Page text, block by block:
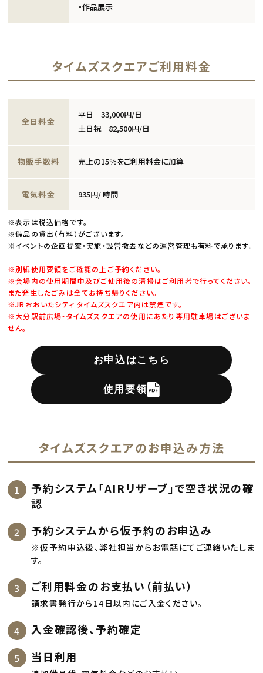
・作品展示
タイムズスクエアご利用料金
全日料金
平日 33,000円/日
土日祝 82,500円/日
物販手数料 売上の15％をご利用料金に加算
電気料金 935円/ 時間
※表示は税込価格です。
※備品の貸出（有料）がございます。
※イベントの企画提案・実施・設営撤去などの運営管理も有料で承ります。
※別紙使用要領をご確認の上ご予約ください。
※会場内の使用期間中及びご使用後の清掃はご利用者で行ってください。
また発生したごみは全てお持ち帰りください。
※JRおおいたシティ タイムズスクエア内は禁煙です。
※大分駅前広場・タイムズスクエアの使用にあたり専用駐車場はございま
せん。
お申込はこちら
使用要領
タイムズスクエアのお申込み方法
予約システム「AIRリザーブ」で空き状況の確
認
予約システムから仮予約のお申込み
※仮予約申込後、弊社担当からお電話にてご連絡いたしま
す。
ご利用料金のお支払い（前払い）
請求書発行から14日以内にご入金ください。
入金確認後、予約確定
当日利用